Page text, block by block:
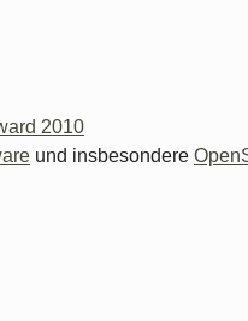
2010
und insbesondere